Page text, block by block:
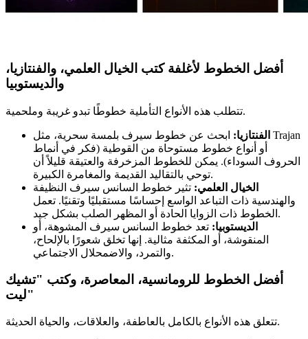
أفضل الخطوط لأغلفة كتب الخيال العلمي، والفنتازيا،
والديستوبيا
تتطلب هذه الأنواع التأملية خطوطًا تبدو غريبة وملحمية.
الفنتازيا: ابحث عن خطوط سيرف بلمسة سحرية، مثل Trajan
أو أنواع خطوط مستوحاة من القوطية (فكر في أنماط
الحروف السوداء). يمكن للخطوط المزخرفة والعتيقة قليلاً أن
توحي بالتقاليد القديمة والمغامرة الكبيرة.
الخيال العلمي: تثير خطوط السانس سيرف النظيفة
والهندسية ذات التباعد الواسع إحساسًا مستقبليًا وتقنيًا. تعمل
الخطوط ذات الزوايا الحادة أو المظهر الصلب بشكل جيد.
الديستوبيا: تعد خطوط السانس سيرف المشوهة، أو
المنقوشة، أو المكثفة مثالية. إنها تخلق شعورًا بالإلحاح،
والتمرد، والاضمحلال الاجتماعي.
أفضل الخطوط للرومانسية، المعاصرة، وكتب "تشيك
ليت"
تتعلق هذه الأنواع بالكامل بالعاطفة، والعلاقات، والحياة الحديثة.